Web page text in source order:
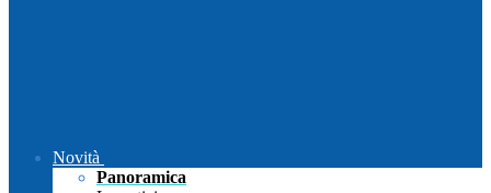
Novità
Panoramica